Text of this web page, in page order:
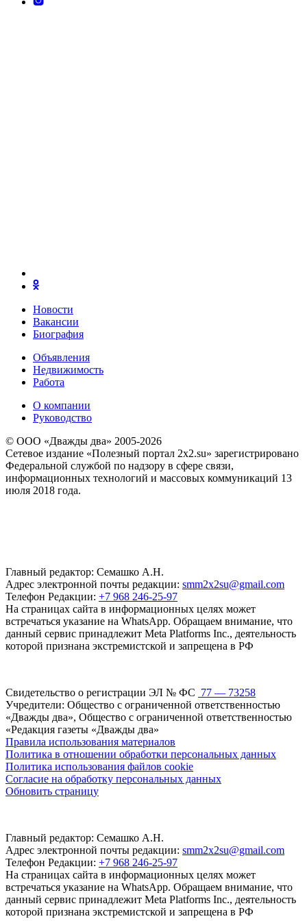
Новости
Вакансии
Биография
Объявления
Недвижимость
Работа
О компании
Руководство
© ООО «Дважды два» 2005-2026
Сетевое издание «Полезный портал 2x2.su» зарегистрировано
Федеральной службой по надзору в сфере связи,
информационных технологий и массовых коммуникаций 13
июля 2018 года.
Главный редактор: Семашко А.Н.
Адрес электронной почты редакции: smm2x2su@gmail.com
Телефон Редакции: +7 968 246-25-97
На страницах сайта в информационных целях может
встречаться указание на WhatsApp. Обращаем внимание, что
данный сервис принадлежит Meta Platforms Inc., деятельность
которой признана экстремистской и запрещена в РФ
Свидетельство о регистрации ЭЛ № ФС 77 — 73258
Учредители: Общество с ограниченной ответственностью
«Дважды два», Общество с ограниченной ответственностью
«Редакция газеты «Дважды два»
Правила использования материалов
Политика в отношении обработки персональных данных
Политика использования файлов cookie
Согласие на обработку персональных данных
Обновить страницу
Главный редактор: Семашко А.Н.
Адрес электронной почты редакции: smm2x2su@gmail.com
Телефон Редакции: +7 968 246-25-97
На страницах сайта в информационных целях может
встречаться указание на WhatsApp. Обращаем внимание, что
данный сервис принадлежит Meta Platforms Inc., деятельность
которой признана экстремистской и запрещена в РФ